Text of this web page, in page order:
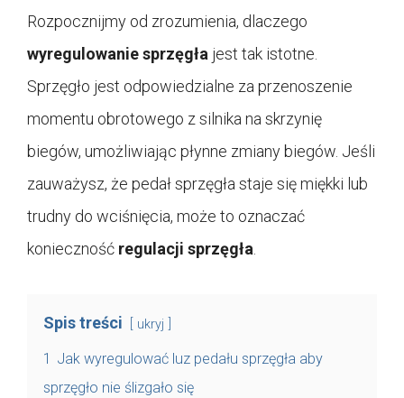
Rozpocznijmy od zrozumienia, dlaczego
wyregulowanie sprzęgła jest tak istotne.
Sprzęgło jest odpowiedzialne za przenoszenie
momentu obrotowego z silnika na skrzynię
biegów, umożliwiając płynne zmiany biegów. Jeśli
zauważysz, że pedał sprzęgła staje się miękki lub
trudny do wciśnięcia, może to oznaczać
konieczność regulacji sprzęgła.
Spis treści ukryj
1
Jak wyregulować luz pedału sprzęgła aby
sprzęgło nie ślizgało się